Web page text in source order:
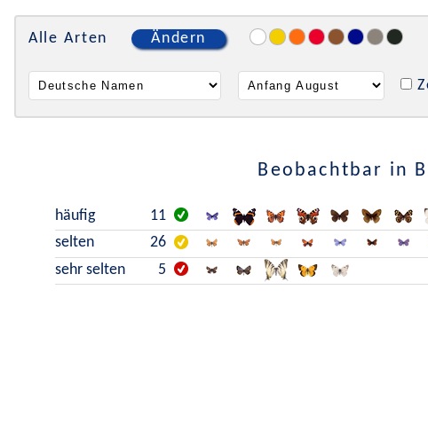
Alle Arten Ändern
Beobachtbar in
häufig 11
selten
26
sehr selten
5